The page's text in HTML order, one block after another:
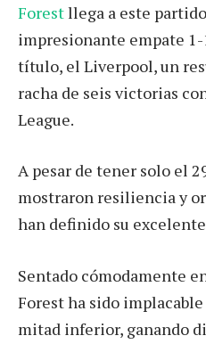
Forestllega a este
impresionante empate
título, el Liverpool, un
racha de seis victorias
League.
A pesar de tener solo el
mostraron resiliencia y
han definido su
Sentado cómodamente
Forest ha sido
mitad inferior, ganando